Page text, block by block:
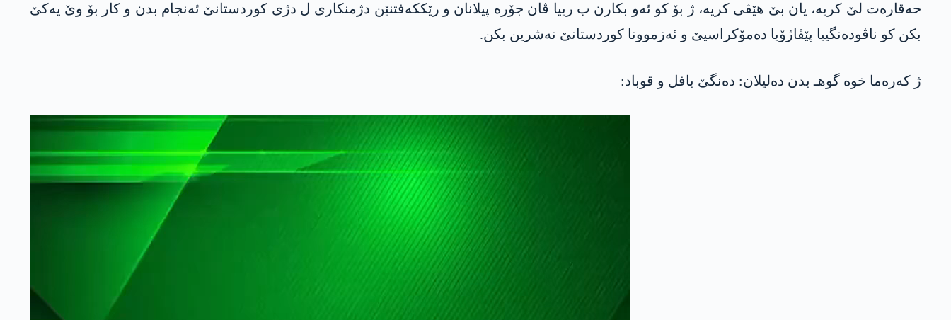
حه‌قاره‌ت لێ كریه‌، یان بێ هێڤی كریه‌، ژ بۆ كو ئه‌و بكارن ب رییا ڤان جۆره‌ پیلانان و رێككه‌فتنێن دژمنكاری ل دژی كوردستانێ ئه‌نجام بدن و كار بۆ وێ یه‌كێ
بكن كو ناڤوده‌نگییا پێڤاژۆیا ده‌مۆكراسیێ و ئه‌زموونا كوردستانێ نه‌شرین بكن.
ژ کەرەما خوە گوهـ بدن دەلیلان: ده‌نگێ بافل و قوباد: